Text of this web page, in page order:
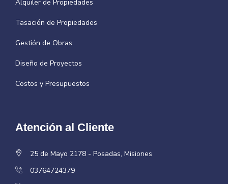
Alquiler de Propiedades
Tasación de Propiedades
Gestión de Obras
Diseño de Proyectos
Costos y Presupuestos
Atención al Cliente
25 de Mayo 2178 - Posadas, Misiones
03764724379